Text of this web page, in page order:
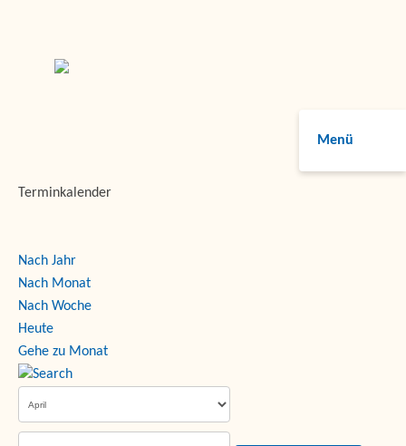
Menü
Terminkalender
Nach Jahr
Nach Monat
Nach Woche
Heute
Gehe zu Monat